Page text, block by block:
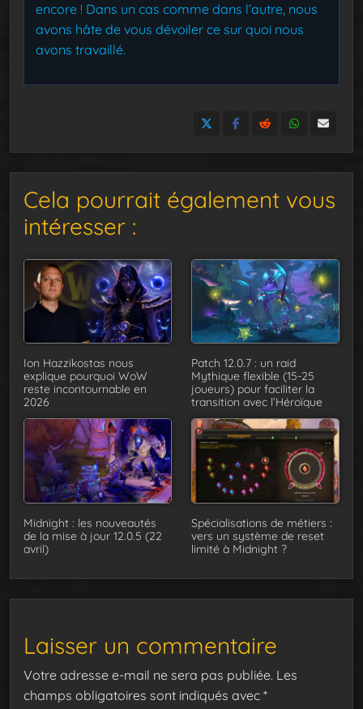
encore ! Dans un cas comme dans l’autre, nous
avons hâte de vous dévoiler ce sur quoi nous
avons travaillé.
Cela pourrait également vous
intéresser :
Ion Hazzikostas nous
explique pourquoi WoW
reste incontournable en
2026
Patch 12.0.7 : un raid
Mythique flexible (15-25
joueurs) pour faciliter la
transition avec l’Héroïque
Midnight : les nouveautés
de la mise à jour 12.0.5 (22
avril)
Spécialisations de métiers :
vers un système de reset
limité à Midnight ?
Laisser un commentaire
Votre adresse e-mail ne sera pas publiée. Les
champs obligatoires sont indiqués avec *